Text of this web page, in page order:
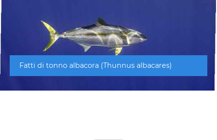
Fatti di tonno albacora (Thunnus albacares)